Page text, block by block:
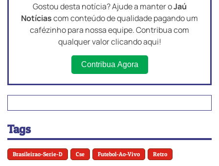
Gostou desta notícia? Ajude a manter oJaú
Notíciascom conteúdo de qualidade pagando um
cafézinho para nossa equipe. Contribua com
qualquer valor clicando aqui!
Contribua Agora
Tags
Brasileirao-Serie-D Cse Futebol-Ao-Vivo Retro